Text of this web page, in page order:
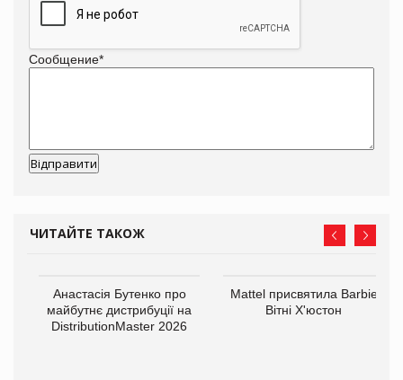
Сообщение*
ЧИТАЙТЕ ТАКОЖ
Анастасія Бутенко про
майбутнє дистрибуції на
DistributionMaster 2026
Mattel присвятила Barbie
Вітні Х'юстон